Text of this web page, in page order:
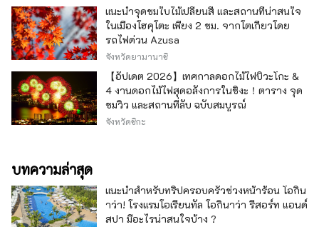
แนะนำจุดชมใบไม้เปลี่ยนสี และสถานที่น่าสนใจ
ในเมืองโฮคุโตะ เพียง 2 ชม. จากโตเกียวโดย
รถไฟด่วน Azusa
จังหวัดยามานาชิ
【อัปเดต 2026】เทศกาลดอกไม้ไฟบิวะโกะ &
4 งานดอกไม้ไฟสุดอลังการในชิงะ！ตาราง จุด
ชมวิว และสถานที่ลับ ฉบับสมบูรณ์
จังหวัดชิกะ
บทความล่าสุด
แนะนำสำหรับทริปครอบครัวช่วงหน้าร้อน โอกิน
าว่า! โรงแรมโอเรียนทัล โอกินาว่า รีสอร์ท แอนด์
สปา มีอะไรน่าสนใจบ้าง ?